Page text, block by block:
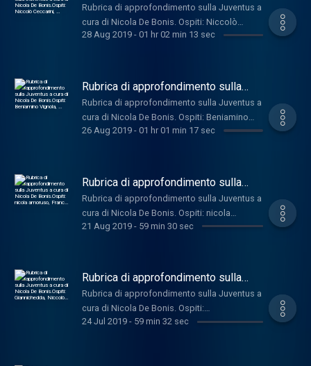
Bonis.Ospiti: Niccolò Ceccarini, …
Rubrica di approfondimento sulla Juventus a
cura di Nicola De Bonis. Ospiti: Niccolò
Ceccarini, Filippo Bonsignore, Massimo
28 Aug 2019- 01 hr 02 min 13 sec
Rubrica di approfondimento sulla
Juventus a cura di Nicola De
Bonis.Ospiti: Beniamino Vignola, …
Rubrica di approfondimento sulla Juventus a
cura di Nicola De Bonis. Ospiti: Beniamino
Vignola, Luigi Schiffo, Niccolò Ceccarini e
26 Aug 2019- 01 hr 01 min 17 sec
Rubrica di approfondimento sulla
Juventus a cura di Nicola De
Bonis.Ospiti: nicola amoruso, Franc…
Rubrica di approfondimento sulla Juventus a
cura di Nicola De Bonis. Ospiti: nicola
amoruso, Franco Leonetti, Romeo Agresti,
21 Aug 2019- 59 min 30 sec
Rubrica di approfondimento sulla
Juventus a cura di Nicola De
Bonis.Ospiti: Giannichedda, Niccolò…
Rubrica di approfondimento sulla Juventus a
cura di Nicola De Bonis. Ospiti:
Giannichedda, Niccolò Ceccarini, Massimo
24 Jul 2019- 59 min 32 sec